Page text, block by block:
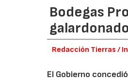
Bodegas
Redacción Tierras /
El Gobierno